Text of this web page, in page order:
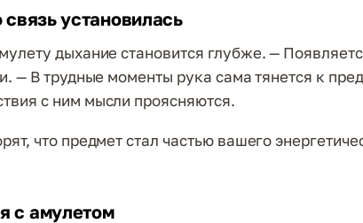
связь установилась
дыхание становится глубже. —
— В трудные моменты рука сама тянется к
с ним мысли проясняются.
что предмет стал частью вашего
с амулетом